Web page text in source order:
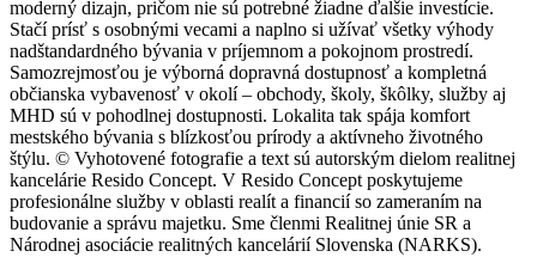
moderný dizajn, pričom nie sú potrebné žiadne ďalšie investície.
Stačí prísť s osobnými vecami a naplno si užívať všetky výhody
nadštandardného bývania v príjemnom a pokojnom prostredí.
Samozrejmosťou je výborná dopravná dostupnosť a kompletná
občianska vybavenosť v okolí – obchody, školy, škôlky, služby aj
MHD sú v pohodlnej dostupnosti. Lokalita tak spája komfort
mestského bývania s blízkosťou prírody a aktívneho životného
štýlu. © Vyhotovené fotografie a text sú autorským dielom realitnej
kancelárie Resido Concept. V Resido Concept poskytujeme
profesionálne služby v oblasti realít a financií so zameraním na
budovanie a správu majetku. Sme členmi Realitnej únie SR a
Národnej asociácie realitných kancelárií Slovenska (NARKS).